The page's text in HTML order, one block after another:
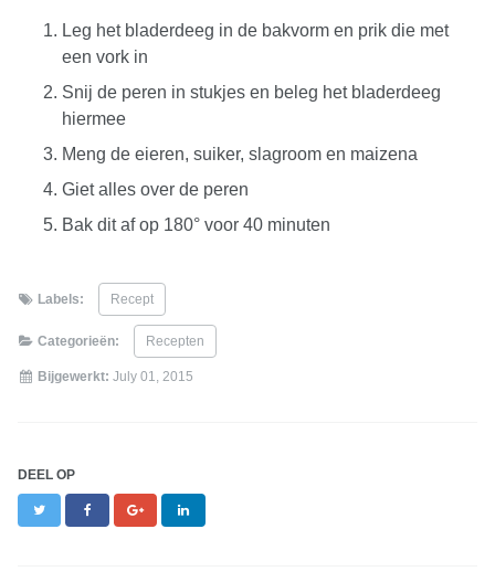
Leg het bladerdeeg in de bakvorm en prik die met
een vork in
Snij de peren in stukjes en beleg het bladerdeeg
hiermee
Meng de eieren, suiker, slagroom en maizena
Giet alles over de peren
Bak dit af op 180° voor 40 minuten
Labels: Recept
Categorieën: Recepten
Bijgewerkt: July 01, 2015
DEEL OP
Twitter FacebookGoogle+